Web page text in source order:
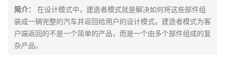
简介：
在设计模式中，建造者模式就是解决如何将这些部件组
装成一辆完整的汽车并返回给用户的设计模式。建造者模式为客
户端返回的不是一个简单的产品，而是一个由多个部件组成的复
杂产品。